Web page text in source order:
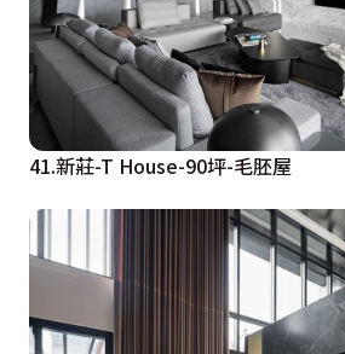
41.新莊-T House-90坪-毛胚屋